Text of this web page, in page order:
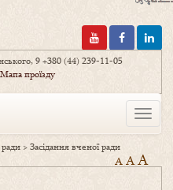
9+380 (44) 239-11-05
Мапа проїзду
Toggle
ради >Засідання вченої ради
A AA